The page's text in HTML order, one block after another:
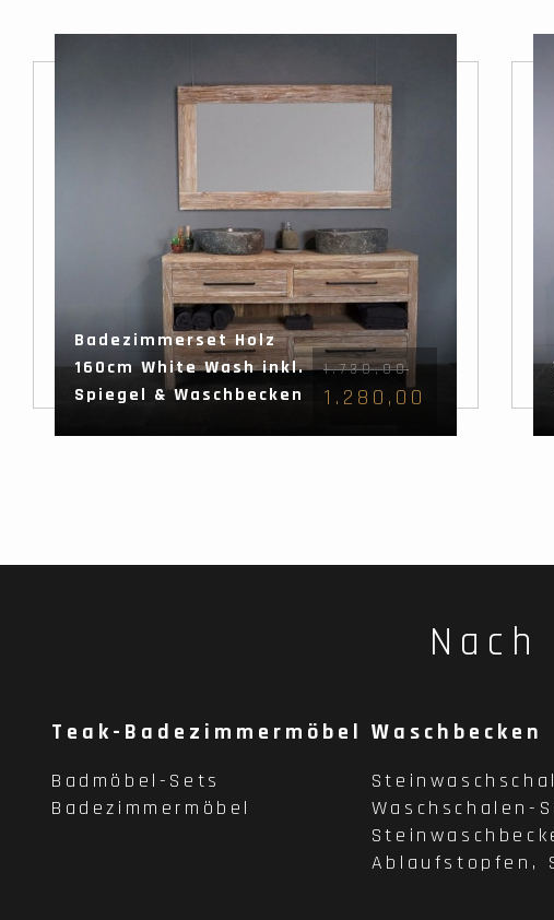
Badezimmerset Holz
160cm White Wash inkl.
Spiegel & Waschbecken
1.730,00
1.280,00
Teak-Badezimmermöbel
Badmöbel-Sets
Badezimmermöbel
Waschbecken
Waschschalen-
Ablaufstopfen,